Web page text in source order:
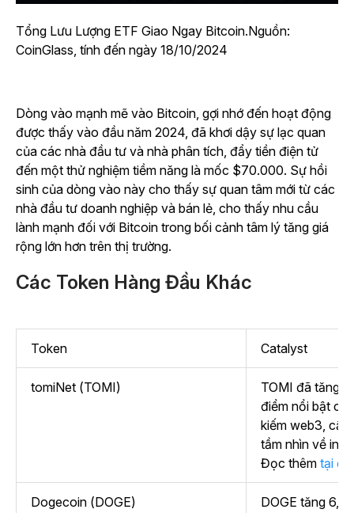
Tổng Lưu Lượng ETF Giao Ngay Bitcoin.Nguồn:
CoinGlass, tính đến ngày 18/10/2024
Dòng vào mạnh mẽ vào Bitcoin, gợi nhớ đến hoạt động
được thấy vào đầu năm 2024, đã khơi dậy sự lạc quan
của các nhà đầu tư và nhà phân tích, đẩy tiền điện tử
đến một thử nghiệm tiềm năng là mốc $70.000. Sự hồi
sinh của dòng vào này cho thấy sự quan tâm mới từ các
nhà đầu tư doanh nghiệp và bán lẻ, cho thấy nhu cầu
lành mạnh đối với Bitcoin trong bối cảnh tâm lý tăng giá
rộng lớn hơn trên thị trường.
Các Token Hàng Đầu Khác
Token Catalyst
tomiNet (TOMI)
TOMI đã tăng
điểm nổi bật
kiếm web3, cập
tầm nhìn về
Đọc thêm tại
Dogecoin (DOGE)
DOGE tăng